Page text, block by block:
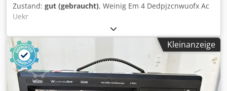
Zustand: gut (gebraucht), Weinig Em 4 Dedpjzcnwuofx Ac
Uekr
Kleinanzeige